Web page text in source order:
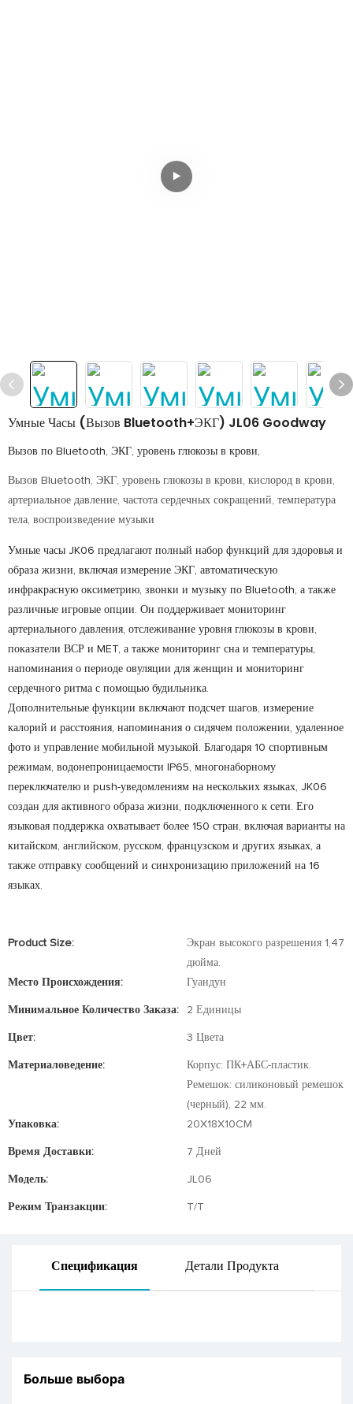
Умные Часы (вызов Bluetooth+ЭКГ) JL06 Goodway
Вызов по Bluetooth, ЭКГ, уровень глюкозы в крови,
Вызов Bluetooth, ЭКГ, уровень глюкозы в крови, кислород в крови,
артериальное давление, частота сердечных сокращений, температура
тела, воспроизведение музыки
Умные часы JK06 предлагают полный набор функций для здоровья и
образа жизни, включая измерение ЭКГ, автоматическую
инфракрасную оксиметрию, звонки и музыку по Bluetooth, а также
различные игровые опции. Он поддерживает мониторинг
артериального давления, отслеживание уровня глюкозы в крови,
показатели ВСР и MET, а также мониторинг сна и температуры,
напоминания о периоде овуляции для женщин и мониторинг
сердечного ритма с помощью будильника.
Дополнительные функции включают подсчет шагов, измерение
калорий и расстояния, напоминания о сидячем положении, удаленное
фото и управление мобильной музыкой. Благодаря 10 спортивным
режимам, водонепроницаемости IP65, многонаборному
переключателю и push-уведомлениям на нескольких языках, JK06
создан для активного образа жизни, подключенного к сети. Его
языковая поддержка охватывает более 150 стран, включая варианты на
китайском, английском, русском, французском и других языках, а
также отправку сообщений и синхронизацию приложений на 16
языках.
Product Size:
Экран высокого разрешения 1,47
дюйма.
Место Происхождения:
Гуандун
Минимальное Количество Заказа: 2 Единицы
Цвет: 3 Цвета
Материаловедение:
Корпус: ПК+АБС-пластик.
Ремешок: силиконовый ремешок
(черный), 22 мм.
Упаковка:
20X18X10CM
Время Доставки: 7 Дней
Модель: JL06
Режим Транзакции: T/T
Спецификация Детали Продукта
Больше выбора